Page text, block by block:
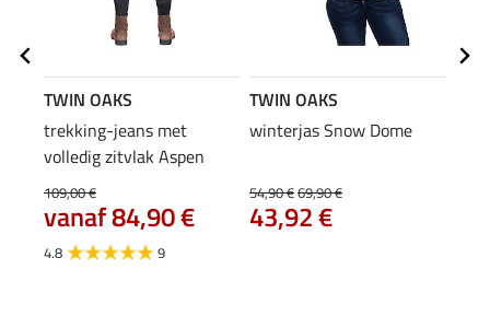
TWIN OAKS
trekking-jeans met
volledig zitvlak Aspen
109,00 €
vanaf 84,90 €
4.8 9
TWIN OAKS
winterjas Snow Dome
54,90 €69,90 €
43,92 €